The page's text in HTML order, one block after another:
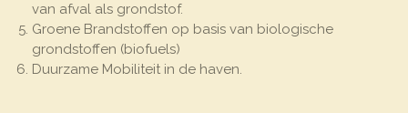
van afval als grondstof.
Groene Brandstoffen op basis van biologische
grondstoffen (biofuels)
Duurzame Mobiliteit in de haven.